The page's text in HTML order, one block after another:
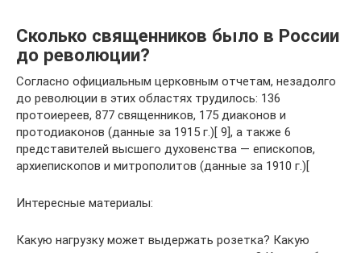
Сколько священников было в России
до революции?
Согласно официальным церковным отчетам, незадолго
до революции в этих областях трудилось: 136
протоиереев, 877 священников, 175 диаконов и
протодиаконов (данные за 1915 г.)[ 9], а также 6
представителей высшего духовенства — епископов,
архиепископов и митрополитов (данные за 1910 г.)[
Интересные материалы:
Какую нагрузку может выдержать розетка? Какую